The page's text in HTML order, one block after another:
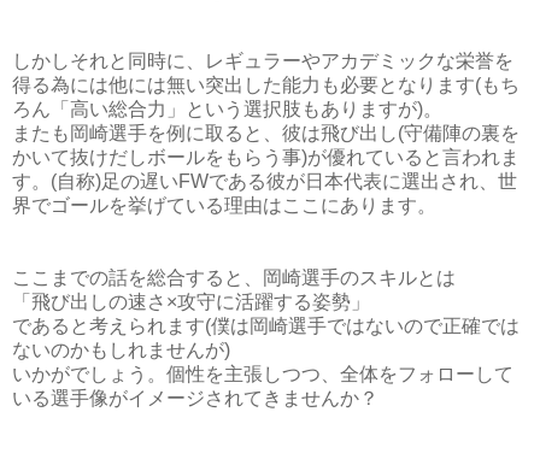
しかしそれと同時に、レギュラーやアカデミックな栄誉を
得る為には他には無い突出した能力も必要となります(もち
ろん「高い総合力」という選択肢もありますが)。
またも岡崎選手を例に取ると、彼は飛び出し(守備陣の裏を
かいて抜けだしボールをもらう事)が優れていると言われま
す。(自称)足の遅いFWである彼が日本代表に選出され、世
界でゴールを挙げている理由はここにあります。
ここまでの話を総合すると、岡崎選手のスキルとは
「飛び出しの速さ×攻守に活躍する姿勢」
であると考えられます(僕は岡崎選手ではないので正確では
ないのかもしれませんが)
いかがでしょう。個性を主張しつつ、全体をフォローして
いる選手像がイメージされてきませんか？